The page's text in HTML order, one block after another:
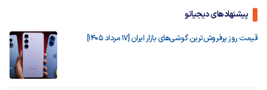
پیشنهادهای دیجیاتو
قیمت روز پرفروش‌ترین گوشی‌های بازار ایران [17 مرداد 1405]